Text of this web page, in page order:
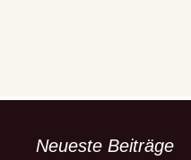
Neueste Beiträge